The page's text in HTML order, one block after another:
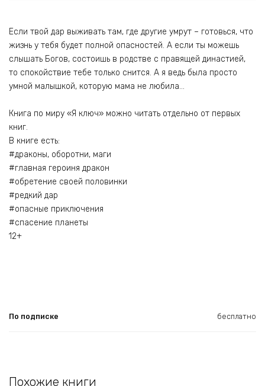
Если твой дар выживать там, где другие умрут – готовься, что
жизнь у тебя будет полной опасностей. А если ты можешь
слышать Богов, состоишь в родстве с правящей династией,
то спокойствие тебе только снится. А я ведь была просто
умной малышкой, которую мама не любила…
Книга по миру «Я ключ» можно читать отдельно от первых
книг.
В книге есть:
#драконы, оборотни, маги
#главная героиня дракон
#обретение своей половинки
#редкий дар
#опасные приключения
#спасение планеты
12+
По подписке бесплатно
Похожие книги